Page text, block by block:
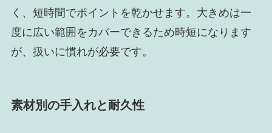
く、短時間でポイントを乾かせます。大きめは一
度に広い範囲をカバーできるため時短になります
が、扱いに慣れが必要です。
素材別の手入れと耐久性